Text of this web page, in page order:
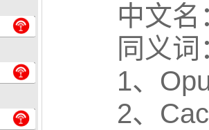
中文
同义词
1、
2、